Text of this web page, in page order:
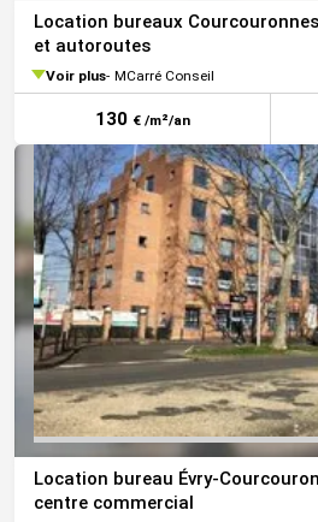
Location bureaux Courcouronnes
et autoroutes
Voir plus MCarré Conseil
130 € /m²/an
Location bureau Évry-
centre commercial